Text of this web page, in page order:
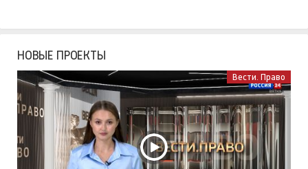
НОВЫЕ ПРОЕКТЫ
Вести. Право